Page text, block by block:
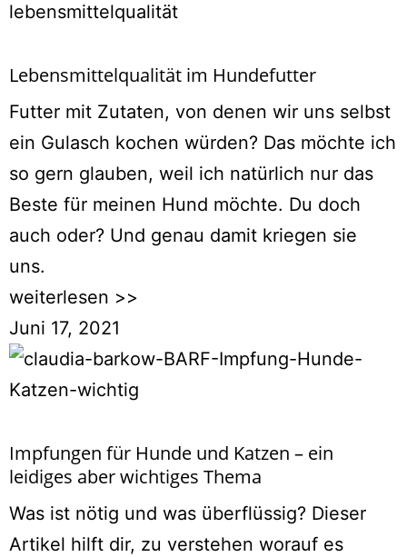
Lebensmittelqualität im Hundefutter
Futter mit Zutaten, von denen wir uns selbst
ein Gulasch kochen würden? Das möchte ich
so gern glauben, weil ich natürlich nur das
Beste für meinen Hund möchte. Du doch
auch oder? Und genau damit kriegen sie
uns.
weiterlesen >>
Juni 17, 2021
Impfungen für Hunde und Katzen – ein
leidiges aber wichtiges Thema
Was ist nötig und was überflüssig? Dieser
Artikel hilft dir, zu verstehen worauf es